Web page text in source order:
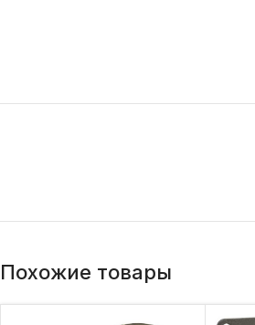
Похожие товары